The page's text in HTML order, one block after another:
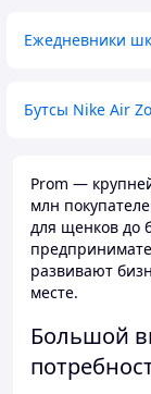
Ежедневники
Бутсы Nike Air
Prom —
млн
для щенков до
развивают
месте.
Большой